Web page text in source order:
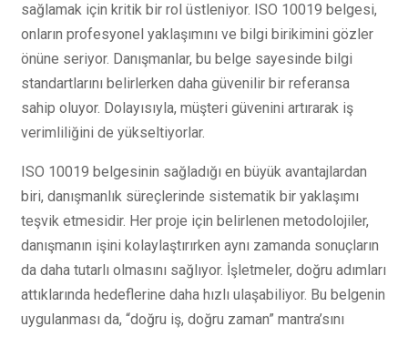
sağlamak için kritik bir rol üstleniyor. ISO 10019 belgesi,
onların profesyonel yaklaşımını ve bilgi birikimini gözler
önüne seriyor. Danışmanlar, bu belge sayesinde bilgi
standartlarını belirlerken daha güvenilir bir referansa
sahip oluyor. Dolayısıyla, müşteri güvenini artırarak iş
verimliliğini de yükseltiyorlar.
ISO 10019 belgesinin sağladığı en büyük avantajlardan
biri, danışmanlık süreçlerinde sistematik bir yaklaşımı
teşvik etmesidir. Her proje için belirlenen metodolojiler,
danışmanın işini kolaylaştırırken aynı zamanda sonuçların
da daha tutarlı olmasını sağlıyor. İşletmeler, doğru adımları
attıklarında hedeflerine daha hızlı ulaşabiliyor. Bu belgenin
uygulanması da, “doğru iş, doğru zaman” mantra’sını